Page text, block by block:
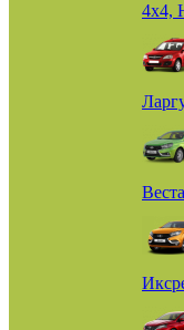
4х4,
Веста